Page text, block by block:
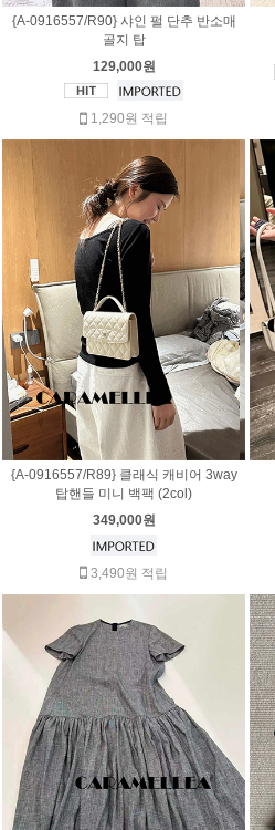
{A-0916557/R90} 샤인 펄 단추 반소매
골지 탑
129,000원
1,290원 적립
{A-0916557/R89} 클래식 캐비어 3way
탑핸들 미니 백팩 (2col)
349,000원
3,490원 적립